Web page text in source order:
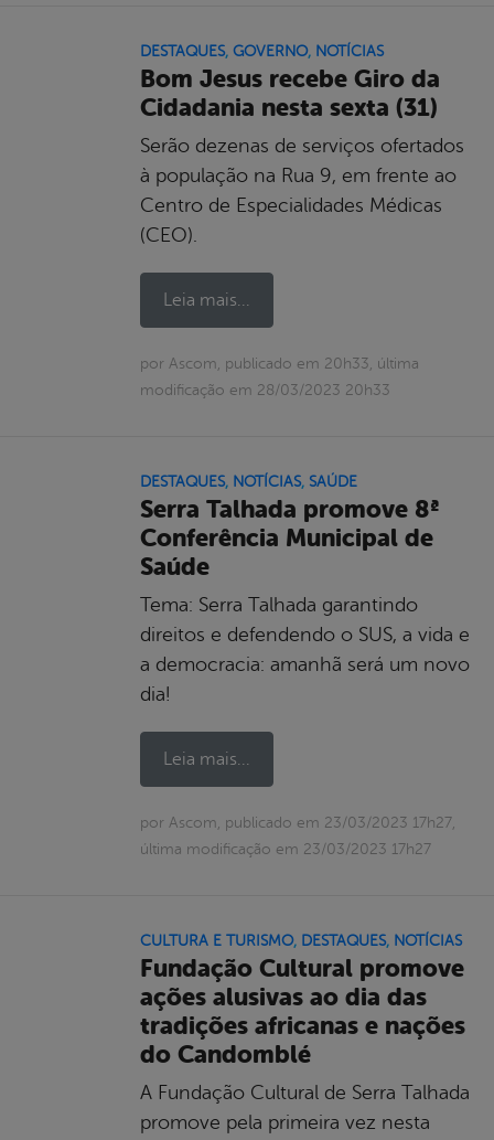
DESTAQUES, GOVERNO, NOTÍCIAS
Bom Jesus recebe Giro da
Cidadania nesta sexta (31)
Serão dezenas de serviços ofertados
à população na Rua 9, em frente ao
Centro de Especialidades Médicas
(CEO).
Leia mais...
por Ascom, publicado em 20h33, última
modificação em 28/03/2023 20h33
DESTAQUES, NOTÍCIAS, SAÚDE
Serra Talhada promove 8ª
Conferência Municipal de
Saúde
Tema: Serra Talhada garantindo
direitos e defendendo o SUS, a vida e
a democracia: amanhã será um novo
dia!
Leia mais...
por Ascom, publicado em 23/03/2023 17h27,
última modificação em 23/03/2023 17h27
CULTURA E TURISMO, DESTAQUES, NOTÍCIAS
Fundação Cultural promove
ações alusivas ao dia das
tradições africanas e nações
do Candomblé
A Fundação Cultural de Serra Talhada
promove pela primeira vez nesta